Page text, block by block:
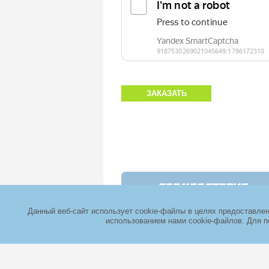
ЗАКАЗАТЬ
Адрес:
Данный веб-сайт использует cookie-файлы в целях
использованием нами cookie-файлов. Для